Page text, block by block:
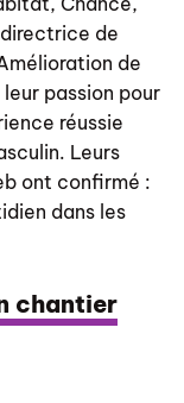
directrice de
de
passion pour
réussie
Leurs
ont confirmé :
dans les
chantier